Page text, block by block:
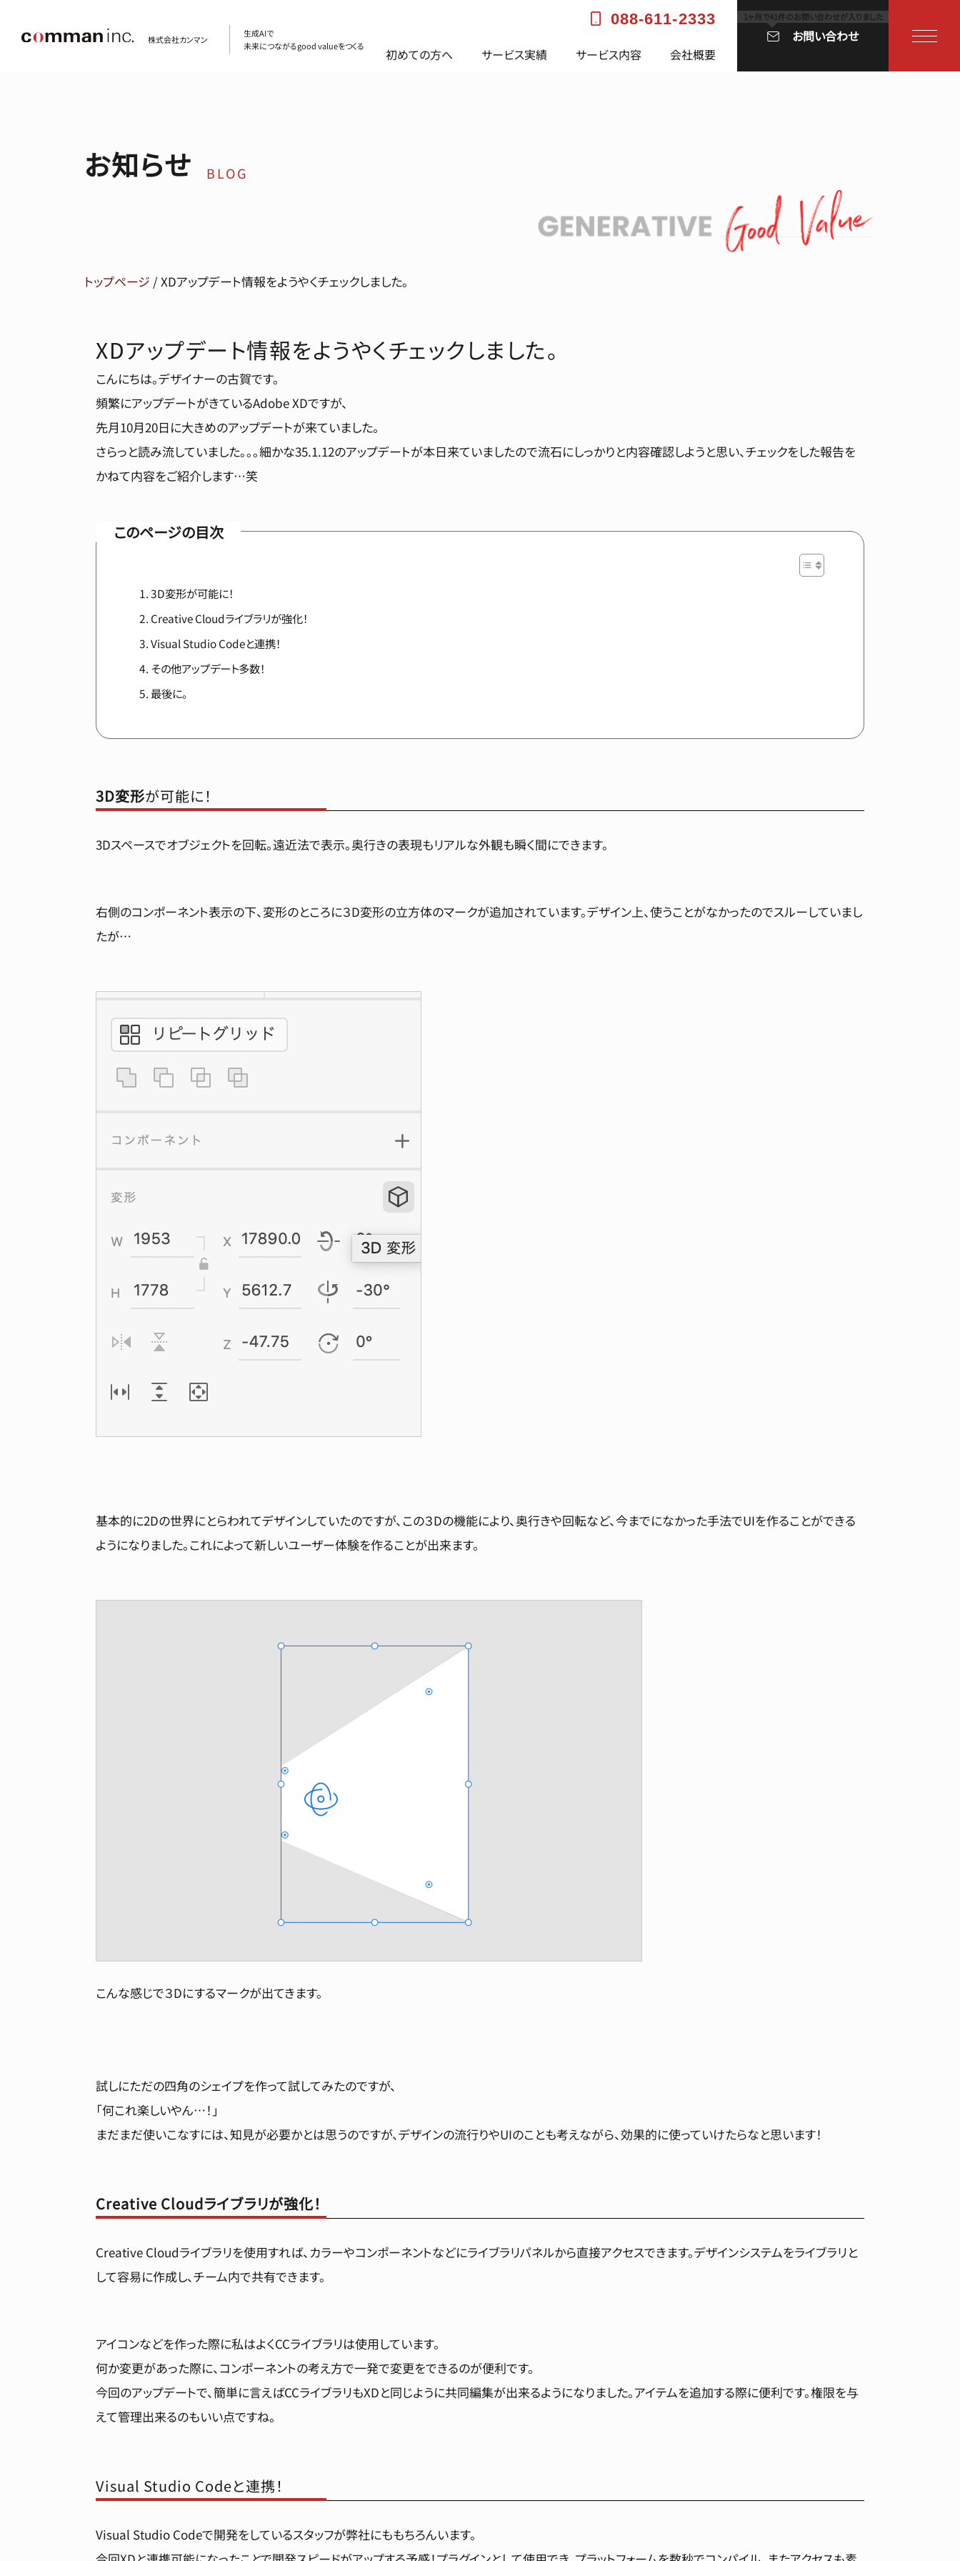
株式会社カンマン
生成AIで
未来につながるgood valueをつくる
088-611-2333
初めての方へ サービス実績 サービス内容 会社概要
お問い合わせ
お知らせ BLOG
トップページ /XDアップデート情報をようやくチェックしました。
XDアップデート情報をようやくチェックしました。
こんにちは。デザイナーの古賀です。
頻繁にアップデートがきているAdobe XDですが、
先月10月20日に大きめのアップデートが来ていました。
さらっと読み流していました。。。細かな35.1.12のアップデートが本日来ていましたので流石にしっかりと内容確認しようと思い、チェックをした報告を
かねて内容をご紹介します…笑
このページの目次
3D変形が可能に！
Creative Cloudライブラリが強化！
Visual Studio Codeと連携！
その他アップデート多数！
最後に。
3D変形が可能に！
3Dスペースでオブジェクトを回転。遠近法で表示。奥行きの表現もリアルな外観も瞬く間にできます。
右側のコンポーネント表示の下、変形のところに３D変形の立方体のマークが追加されています。デザイン上、使うことがなかったのでスルーしていまし
たが…
基本的に2Dの世界にとらわれてデザインしていたのですが、この３Dの機能により、奥行きや回転など、今までになかった手法でUIを作ることができる
ようになりました。これによって新しいユーザー体験を作ることが出来ます。
こんな感じで３Dにするマークが出てきます。
試しにただの四角のシェイプを作って試してみたのですが、
「何これ楽しいやん…！」
まだまだ使いこなすには、知見が必要かとは思うのですが、デザインの流行りやUIのことも考えながら、効果的に使っていけたらなと思います！
Creative Cloudライブラリが強化！
Creative Cloudライブラリを使用すれば、カラーやコンポーネントなどにライブラリパネルから直接アクセスできます。デザインシステムをライブラリと
して容易に作成し、チーム内で共有できます。
アイコンなどを作った際に私はよくCCライブラリは使用しています。
何か変更があった際に、コンポーネントの考え方で一発で変更をできるのが便利です。
今回のアップデートで、簡単に言えばCCライブラリもXDと同じように共同編集が出来るようになりました。アイテムを追加する際に便利です。権限を与
えて管理出来るのもいい点ですね。
Visual Studio Codeと連携！
Visual Studio Codeで開発をしているスタッフが弊社にももちろんいます。